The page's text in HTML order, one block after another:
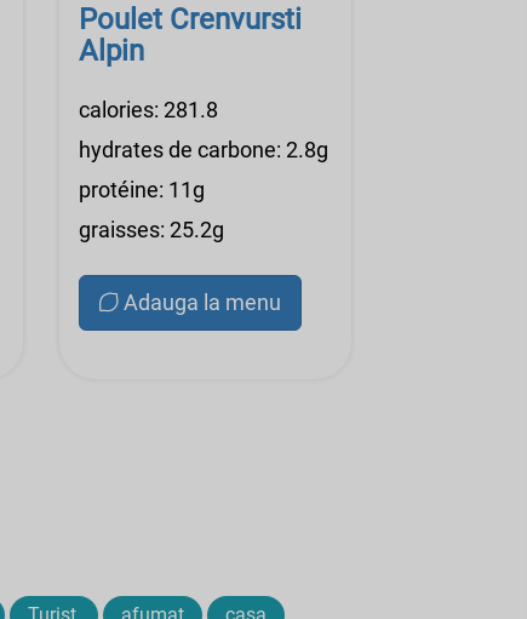
Poulet Crenvursti
Alpin
calories: 281.8
hydrates de carbone: 2.8g
protéine: 11g
graisses: 25.2g
Adauga la menu